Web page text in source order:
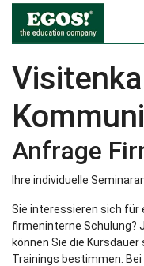
Anfrage
Ihre individuelle
Sie interessieren sich für
firmeninterne Schulung?
können Sie die
Trainings bestimmen.